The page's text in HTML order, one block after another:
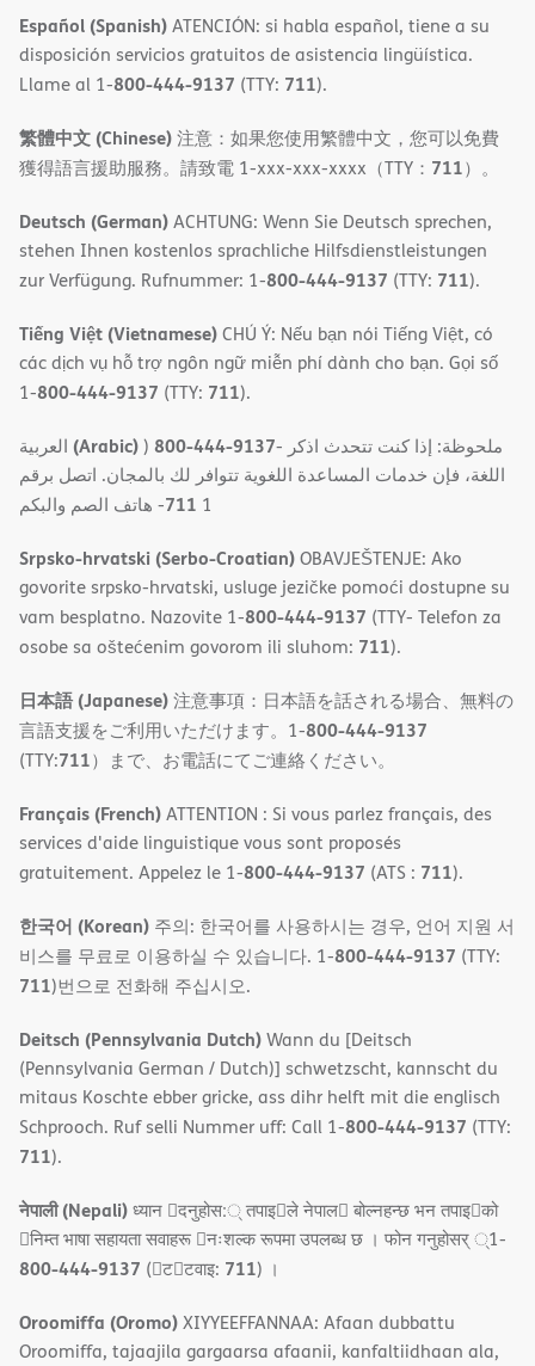
Español (Spanish)ATENCIÓN: si habla español, tiene a su
disposición servicios gratuitos de asistencia lingüística.
Llame al 1-800-444-9137 (TTY: 711).
繁體中文 (Chinese)注意：如果您使用繁體中文，您可以免費
獲得語言援助服務。請致電 1-xxx-xxx-xxxx（TTY： 711）。
Deutsch (German)ACHTUNG: Wenn Sie Deutsch sprechen,
stehen Ihnen kostenlos sprachliche Hilfsdienstleistungen
zur Verfügung. Rufnummer: 1-800-444-9137 (TTY: 711).
Tiếng Việt (Vietnamese)CHÚ Ý: Nếu bạn nói Tiếng Việt, có
các dịch vụ hỗ trợ ngôn ngữ miễn phí dành cho bạn. Gọi số
1-800-444-9137 (TTY: 711).
(Arabic)) 800-444-9137- ملحوظة: إذا كنت تتحدث اذكر
اللغة، فإن خدمات المساعدة اللغویة تتوافر لك بالمجان. اتصل برقم
1
711- ھاتف الصم والبكم
Srpsko-hrvatski (Serbo-Croatian)OBAVJEŠTENJE: Ako
govorite srpsko-hrvatski, usluge jezičke pomoći dostupne su
vam besplatno. Nazovite 1-800-444-9137 (TTY- Telefon za
osobe sa oštećenim govorom ili sluhom: 711).
日本語 (Japanese)注意事項：日本語を話される場合、無料の
言語支援をご利用いただけます。1-800-444-9137
(TTY:711）まで、お電話にてご連絡ください。
Français (French)ATTENTION : Si vous parlez français, des
services d'aide linguistique vous sont proposés
gratuitement. Appelez le 1-800-444-9137 (ATS : 711).
한국어 (Korean) 주의: 한국어를 사용하시는 경우, 언어 지원 서
비스를 무료로 이용하실 수 있습니다. 1-800-444-9137 (TTY:
711)번으로 전화해 주십시오.
Deitsch (Pennsylvania Dutch)Wann du [Deitsch
(Pennsylvania German / Dutch)] schwetzscht, kannscht du
mitaus Koschte ebber gricke, ass dihr helft mit die englisch
Schprooch. Ruf selli Nummer uff: Call 1-800-444-9137 (TTY:
711).
नेपाली (Nepali)ध्यान 􀇑दनुहोस:् तपाइ􀉍ले नेपाल􀈣 बोल्नहन्छ भन तपाइ􀉍को
􀇓निम्त भाषा सहायता सवाहरू 􀇓नःशल्क रूपमा उपलब्ध छ । फोन गनुहोसर् ्1-
800-444-9137 (􀇑ट􀇑टवाइ: 711) ।
Oroomiffa (Oromo)XIYYEEFFANNAA: Afaan dubbattu
Oroomiffa, tajaajila gargaarsa afaanii, kanfaltiidhaan ala,